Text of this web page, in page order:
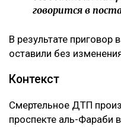
говорится в
В результате приговор
оставили без
Контекст
Смертельное ДТП
проспекте аль-